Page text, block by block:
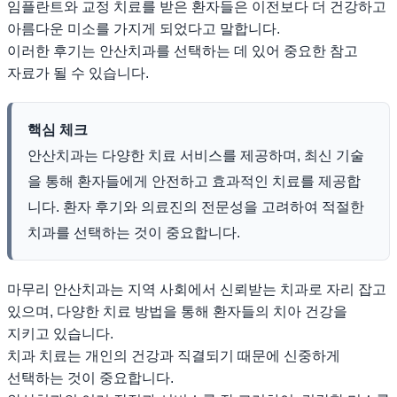
임플란트와 교정 치료를 받은 환자들은 이전보다 더 건강하고
아름다운 미소를 가지게 되었다고 말합니다.
이러한 후기는 안산치과를 선택하는 데 있어 중요한 참고
자료가 될 수 있습니다.
핵심 체크
안산치과는 다양한 치료 서비스를 제공하며, 최신 기술
을 통해 환자들에게 안전하고 효과적인 치료를 제공합
니다. 환자 후기와 의료진의 전문성을 고려하여 적절한
치과를 선택하는 것이 중요합니다.
마무리 안산치과는 지역 사회에서 신뢰받는 치과로 자리 잡고
있으며, 다양한 치료 방법을 통해 환자들의 치아 건강을
지키고 있습니다.
치과 치료는 개인의 건강과 직결되기 때문에 신중하게
선택하는 것이 중요합니다.